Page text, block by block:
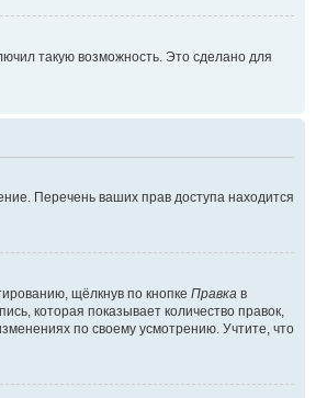
такую возможность. Это сделано для
Перечень ваших прав доступа находится
щёлкнув по кнопке Правка в
которая показывает количество правок,
по своему усмотрению. Учтите, что